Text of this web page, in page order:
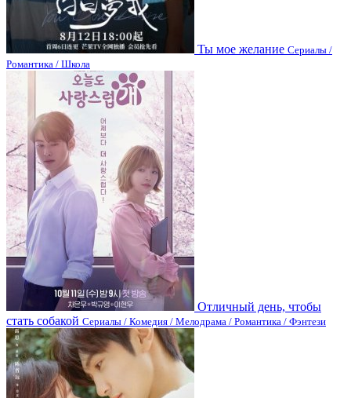
Ты мое желание Сериалы /
Романтика / Школа
Отличный день, чтобы
стать собакой Сериалы / Комедия / Мелодрама / Романтика / Фэнтези